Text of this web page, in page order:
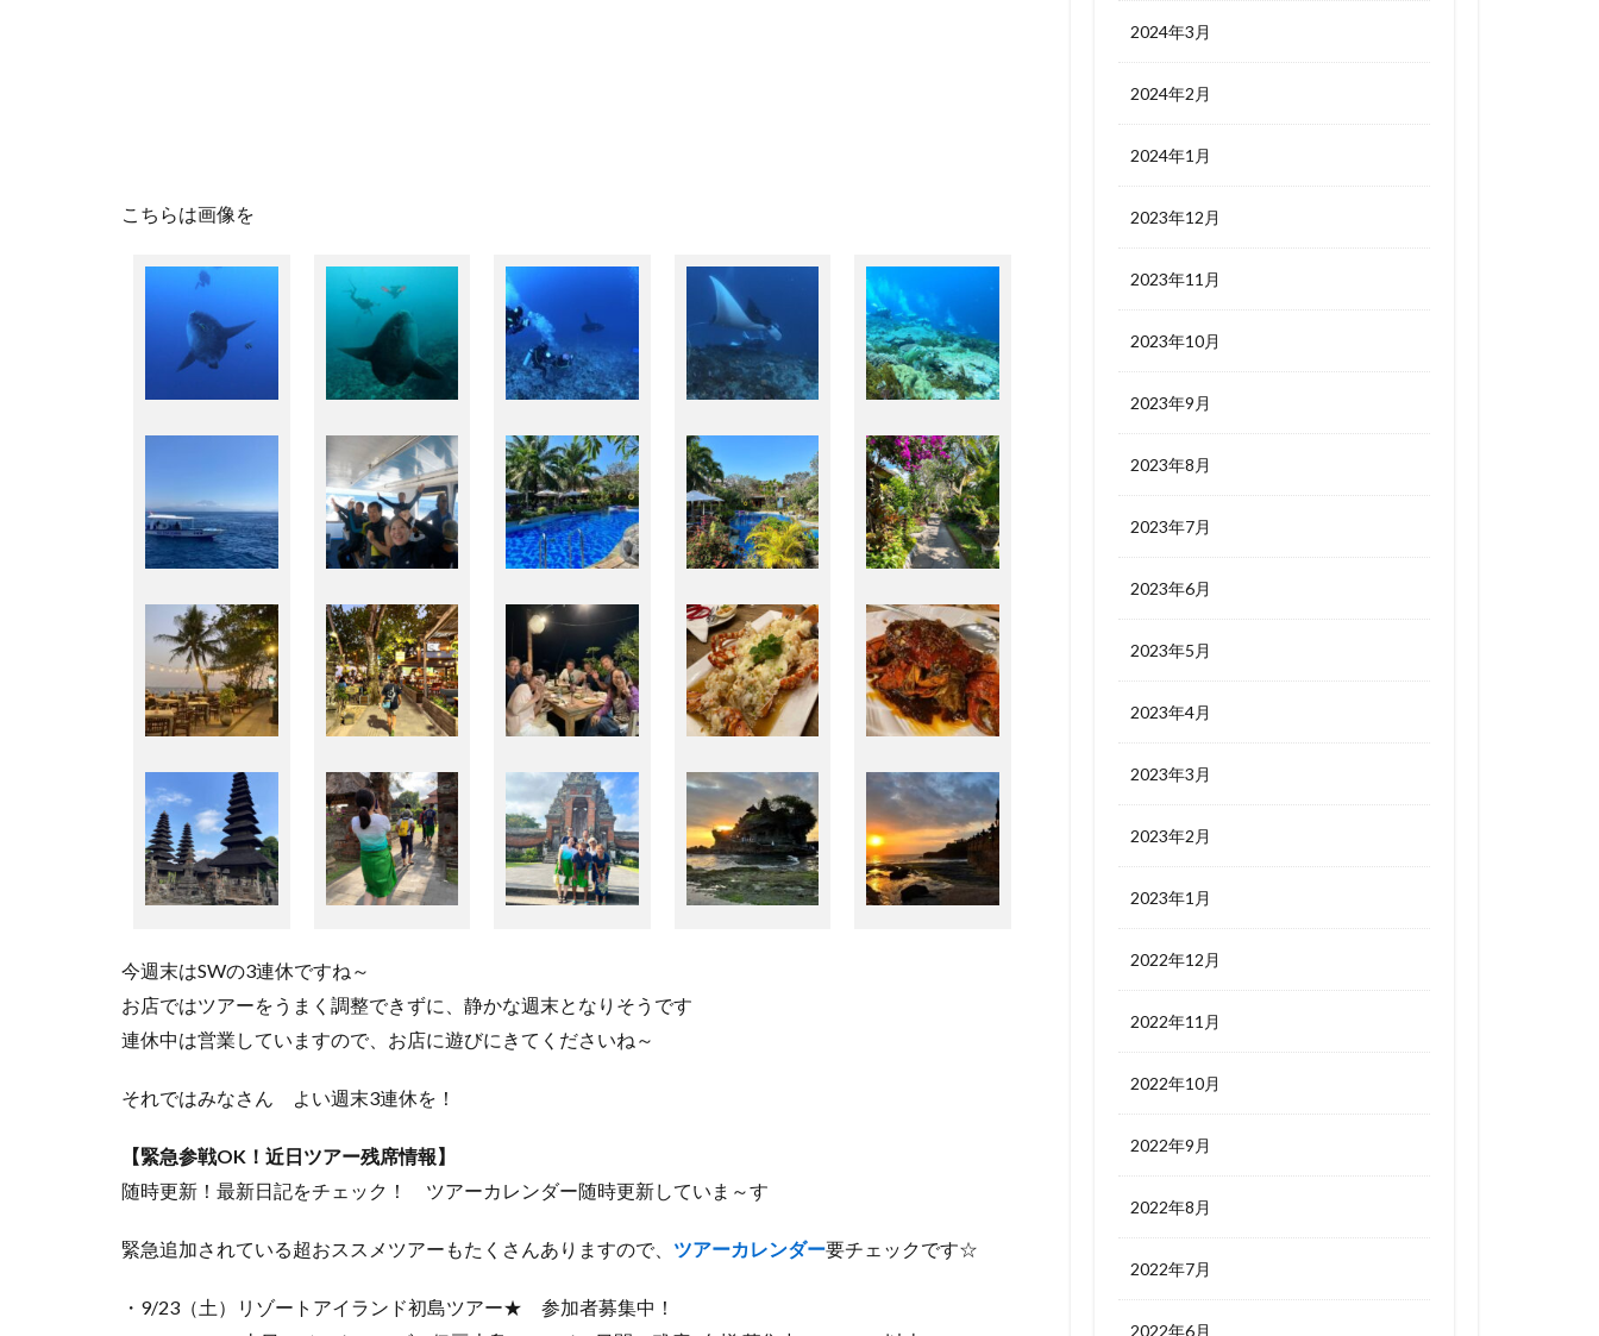
こちらは画像を
今週末はSWの3連休ですね～
お店ではツアーをうまく調整できずに、静かな週末となりそうです
連休中は営業していますので、お店に遊びにきてくださいね～
それではみなさん よい週末3連休を！
【緊急参戦OK！近日ツアー残席情報】
随時更新！最新日記をチェック！ ツアーカレンダー随時更新していま～す
緊急追加されている超おススメツアーもたくさんありますので、 ツアーカレンダー要チェックです☆
・9/23（土）リゾートアイランド初島ツアー★ 参加者募集中！
2024年3月
2024年2月
2024年1月
2023年12月
2023年11月
2023年10月
2023年9月
2023年8月
2023年7月
2023年6月
2023年5月
2023年4月
2023年3月
2023年2月
2023年1月
2022年12月
2022年11月
2022年10月
2022年9月
2022年8月
2022年7月
2022年6月